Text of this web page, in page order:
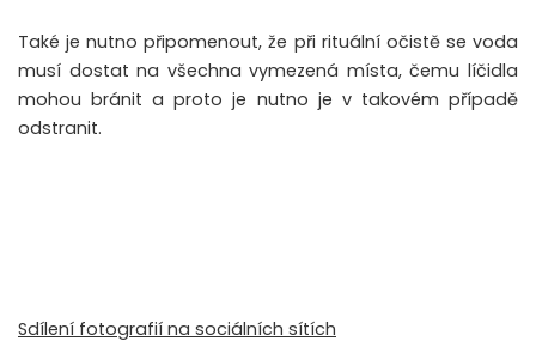
Také je nutno připomenout, že při rituální očistě se voda
musí dostat na všechna vymezená místa, čemu líčidla
mohou bránit a proto je nutno je v takovém případě
odstranit.
Sdílení fotografií na sociálních sítích